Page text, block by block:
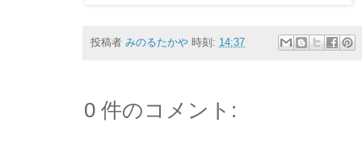
投稿者 みのるたかや 時刻: 14:37
0 件のコメント: